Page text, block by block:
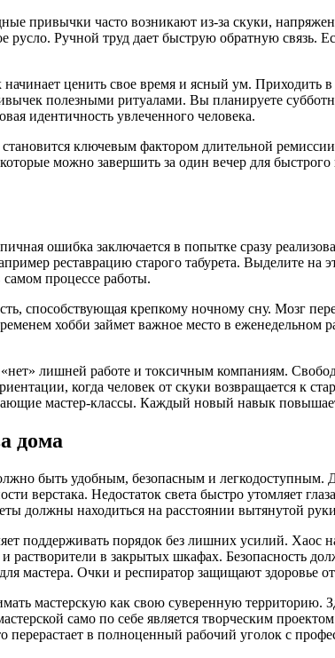
привычки часто возникают из-за скуки,
Ручной труд дает быструю обратную связь.
ценить свое время и ясный ум. Приходить
полезными ритуалами. Вы планируете
идентичность увлеченного человека.
ключевым фактором длительной
можно завершить за один вечер для
ошибка заключается в попытке сразу
реставрацию старого табурета. Выделите на
самом процессе работы.
способствующая крепкому ночному сну. Мозг
хобби займет важное место в еженедельном
лишней работе и токсичным компаниям.
когда человек от скуки возвращается к
мастер-классы. Каждый новый навык
дома
быть удобным, безопасным и
верстака. Недостаток света быстро утомляет
должны находиться на расстоянии вытянутой
поддерживать порядок без лишних усилий. Хаос на
в закрытых шкафах. Безопасность
мастера. Очки и респиратор защищают здоровье
мастерскую как свою суверенную территорию.
само по себе является творческим
в полноценный рабочий уголок с